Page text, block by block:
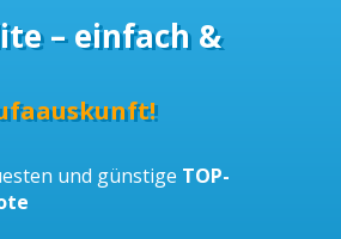
– einfach &
und günstige TOP-